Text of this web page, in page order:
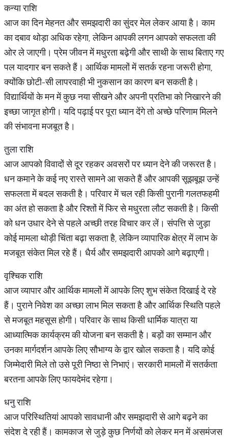
कन्या राशि
आज का दिन मेहनत और समझदारी का सुंदर मेल लेकर आया है। काम
का दबाव थोड़ा अधिक रहेगा, लेकिन आपकी लगन आपको सफलता की
ओर ले जाएगी। प्रेम जीवन में मधुरता बढ़ेगी और साथी के साथ बिताए गए
पल यादगार बन सकते हैं। आर्थिक मामलों में सतर्क रहना जरूरी होगा,
क्योंकि छोटी-सी लापरवाही भी नुकसान का कारण बन सकती है।
विद्यार्थियों के मन में कुछ नया सीखने और अपनी प्रतिभा को निखारने की
इच्छा जागृत होगी। यदि पढ़ाई पर पूरा ध्यान देंगे तो अच्छे परिणाम मिलने
की संभावना मजबूत है।
तुला राशि
आज आपको विवादों से दूर रहकर अवसरों पर ध्यान देने की जरूरत है।
धन कमाने के कई नए रास्ते सामने आ सकते हैं और आपकी सूझबूझ उन्हें
सफलता में बदल सकती है। परिवार में चल रही किसी पुरानी गलतफहमी
का अंत हो सकता है और रिश्तों में फिर से मधुरता लौट सकती है। किसी
को धन उधार देने से पहले अच्छी तरह विचार कर लें। संपत्ति से जुड़ा
कोई मामला थोड़ी चिंता बढ़ा सकता है, लेकिन व्यापारिक क्षेत्र में लाभ के
मजबूत संकेत मिल रहे हैं। धैर्य और समझदारी आपको आगे बढ़ाएगी।
वृश्चिक राशि
आज व्यापार और आर्थिक मामलों में आपके लिए शुभ संकेत दिखाई दे रहे
हैं। पुराने निवेश का अच्छा लाभ मिल सकता है और आर्थिक स्थिति पहले
से मजबूत महसूस होगी। परिवार के साथ किसी धार्मिक यात्रा या
आध्यात्मिक कार्यक्रम की योजना बन सकती है। बड़ों का सम्मान और
उनका मार्गदर्शन आपके लिए सौभाग्य के द्वार खोल सकता है। यदि कोई
जिम्मेदारी मिले तो उसे पूरी निष्ठा से निभाएं। सरकारी मामलों में सतर्कता
बरतना आपके लिए फायदेमंद रहेगा।
धनु राशि
आज परिस्थितियां आपको सावधानी और समझदारी से आगे बढ़ने का
संदेश दे रही हैं। कामकाज से जुड़े कुछ निर्णयों को लेकर मन में असमंजस